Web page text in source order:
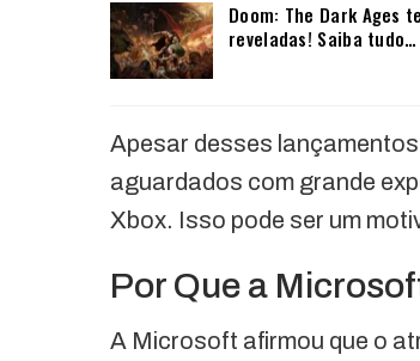
Doom: The Dark Ages
reveladas! Saiba tudo…
Apesar desses
aguardados com grande
Xbox. Isso pode ser um
Por Que a
A Microsoft afirmou que o